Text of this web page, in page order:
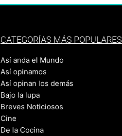
CATEGORÍAS MÁS POPULARES
Así anda el Mundo
Así opinamos
Así opinan los demás
Bajo la lupa
Breves Noticiosos
Cine
De la Cocina